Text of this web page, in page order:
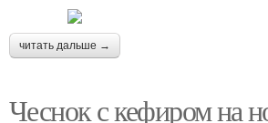
читать дальше →
Чеснок с кефиром на